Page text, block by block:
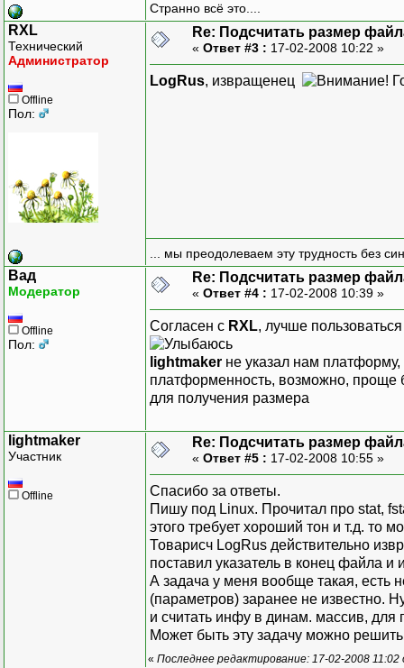
Странно всё это....
RXL
Технический
Администратор
Offline
Пол:
Re: Подсчитать размер
« Ответ #3 : 17-02-2008 10:22 »
LogRus, извращенец
... мы преодолеваем эту трудность без
Вад
Модератор
Offline
Пол:
Re: Подсчитать размер
« Ответ #4 : 17-02-2008 10:39 »
Согласен с RXL, лучше
lightmaker не указал нам платформу,
платформенность, возможно, проще
для получения размера
lightmaker
Участник
Offline
Re: Подсчитать размер
« Ответ #5 : 17-02-2008 10:55 »
Спасибо за ответы.
Пишу под Linux. Прочитал про stat,
этого требует хороший тон и т.д. то
Товарисч LogRus действительно
поставил указатель в конец файла и
А задача у меня вообще такая, есть
(параметров) заранее не известно.
и считать инфу в динам. массив,
Может быть эту задачу можно
« Последнее редактирование: 17-02-2008 11:02